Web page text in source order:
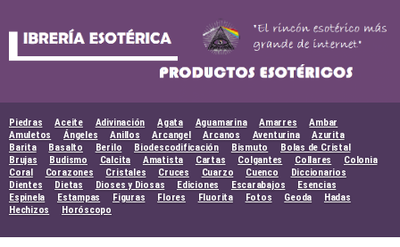
Piedras Aceite Adivinación Agata Aguamarina Amarres
Ambar
Amuletos
Ángeles Anillos Arcangel Arcanos Aventurina
Azurita
Barita
Basalto Berilo Biodescodificación Bismuto
Bolas de Cristal
Brujas
Budismo Calcita Amatista Cartas Colgantes Collares
Colonia
Coral
Corazones Cristales Cruces Cuarzo Cuenco
Diccionarios
Dientes
Dietas Dioses y Diosas Ediciones Escarabajos
Esencias
Espinela
Estampas Figuras Flores Fluorita Fotos Geoda
Hadas
Hechizos
Horóscopo